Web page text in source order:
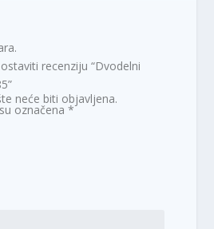
recenziju “Dvodelni
neće biti objavljena.
označena*